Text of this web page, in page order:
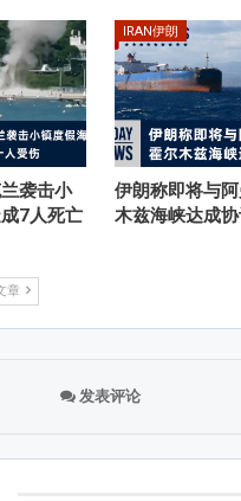
袭击小
7人死亡
IRAN伊朗
伊朗称即将与
木兹海峡达成
章
发表评论